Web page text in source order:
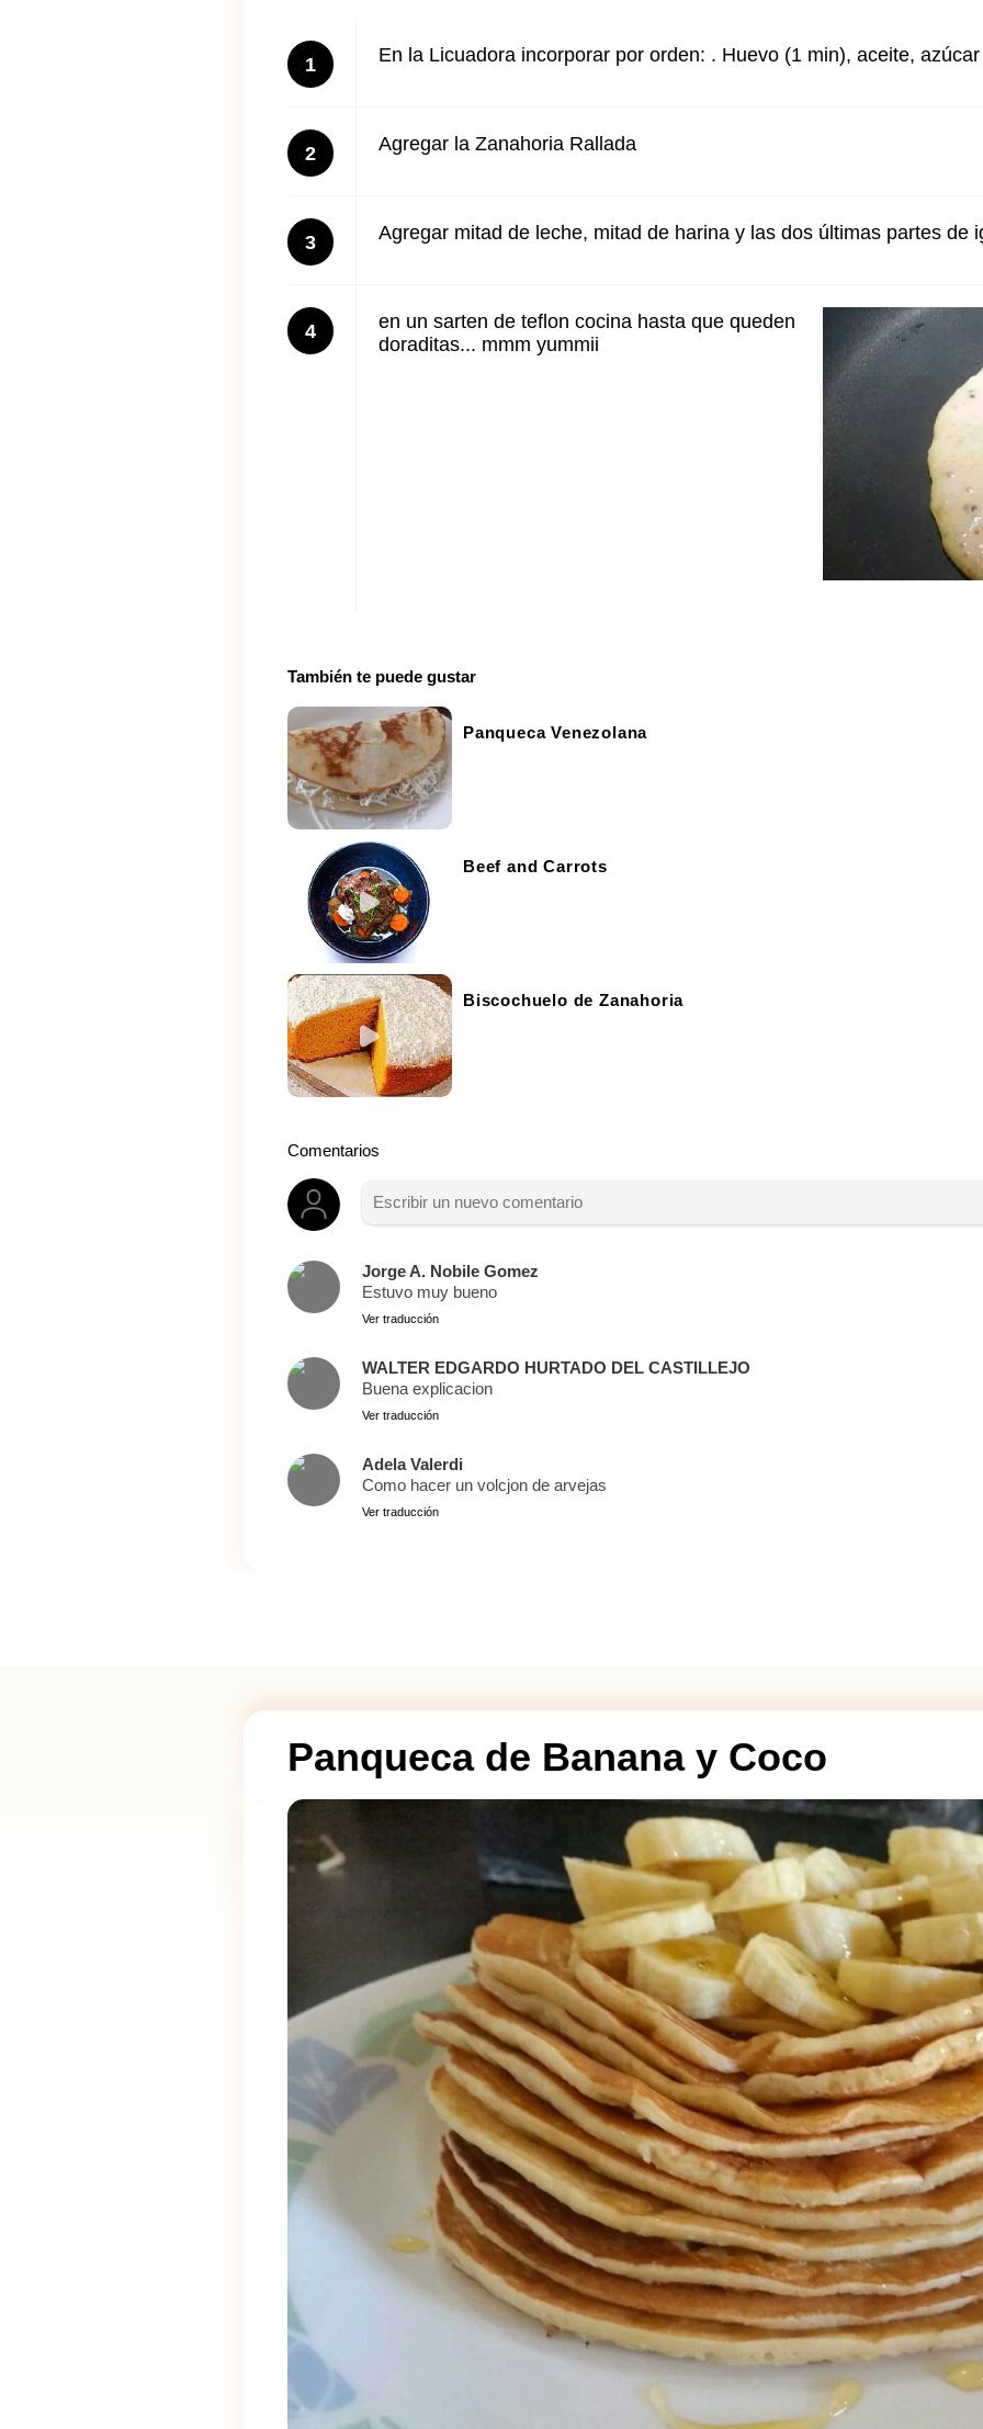
1 En la Licuadora incorporar por orden: . Huevo (1 min), aceite,
2 Agregar la Zanahoria Rallada
3 Agregar mitad de leche, mitad de harina y las dos últimas partes de
4
en un sarten de teflon cocina hasta que queden
doraditas... mmm yummii
También te puede gustar
Panqueca Venezolana
Beef and Carrots
Biscochuelo de Zanahoria
Comentarios
Jorge A. Nobile Gomez
Estuvo muy bueno
Ver traducción
WALTER EDGARDO HURTADO DEL CASTILLEJO
Buena explicacion
Ver traducción
Adela Valerdi
Como hacer un volcjon de arvejas
Ver traducción
Panqueca de Banana y Coco